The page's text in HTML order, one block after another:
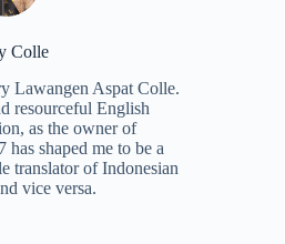
Colle
Lawangen Aspat Colle.
resourceful English
as the owner of
shaped me to be a
translator of Indonesian
vice versa.